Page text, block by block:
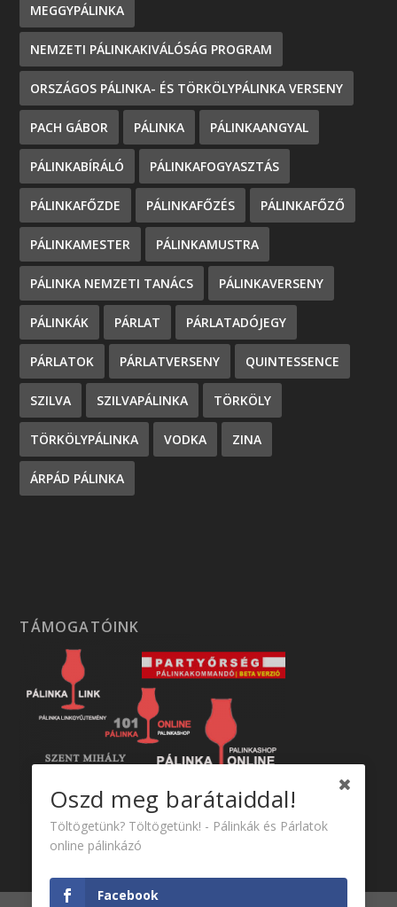
MEGGYPÁLINKA
NEMZETI PÁLINKAKIVÁLÓSÁG PROGRAM
ORSZÁGOS PÁLINKA- ÉS TÖRKÖLYPÁLINKA VERSENY
PACH GÁBOR PÁLINKA PÁLINKAANGYAL
PÁLINKABÍRÁLÓ PÁLINKAFOGYASZTÁS
PÁLINKAFŐZDE PÁLINKAFŐZÉS PÁLINKAFŐZŐ
PÁLINKAMESTER PÁLINKAMUSTRA
PÁLINKA NEMZETI TANÁCS PÁLINKAVERSENY
PÁLINKÁK PÁRLAT PÁRLATADÓJEGY
PÁRLATOK PÁRLATVERSENY QUINTESSENCE
SZILVA SZILVAPÁLINKA TÖRKÖLY
TÖRKÖLYPÁLINKA VODKA ZINA
ÁRPÁD PÁLINKA
TÁMOGATÓINK
Oszd meg barátaiddal!
Töltögetünk? Töltögetünk! - Pálinkák és Párlatok
online pálinkázó
Facebook